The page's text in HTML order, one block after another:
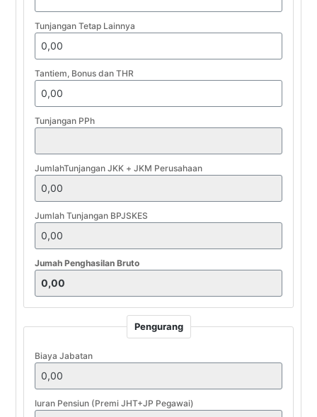
Tunjangan Tetap Lainnya
Tantiem, Bonus dan THR
Tunjangan PPh
JumlahTunjangan JKK + JKM Perusahaan
Jumlah Tunjangan BPJSKES
Jumah Penghasilan Bruto
Pengurang
Biaya Jabatan
Iuran Pensiun (Premi JHT+JP Pegawai)